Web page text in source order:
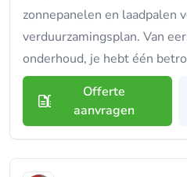
zonnepanelen en laadpalen
verduurzamingsplan. Van
onderhoud, je hebt één
Offerte
aanvragen